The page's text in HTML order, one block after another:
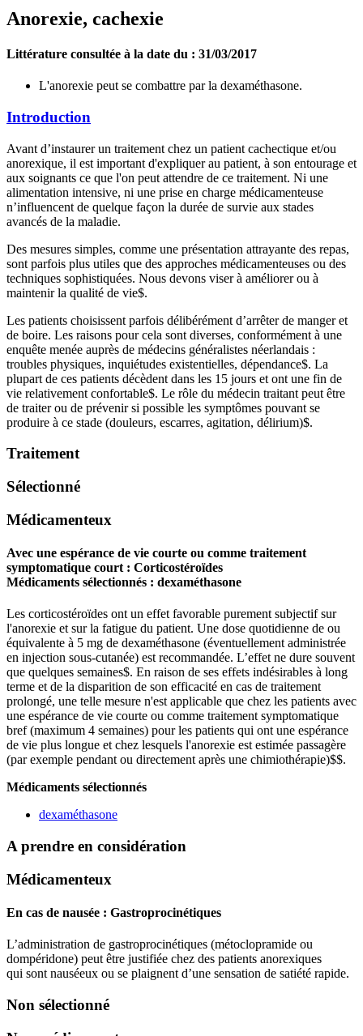
Anorexie, cachexie
Littérature consultée à la date du : 31/03/2017
L'anorexie peut se combattre par la dexaméthasone.
Introduction
Avant d’instaurer un traitement chez un patient cachectique et/ou
anorexique, il est important d'expliquer au patient, à son entourage et
aux soignants ce que l'on peut attendre de ce traitement. Ni une
alimentation intensive, ni une prise en charge médicamenteuse
n’influencent de quelque façon la durée de survie aux stades
avancés de la maladie.
Des mesures simples, comme une présentation attrayante des repas,
sont parfois plus utiles que des approches médicamenteuses ou des
techniques sophistiquées. Nous devons viser à améliorer ou à
maintenir la qualité de vie$​​​​​​​​​​​​​​​​​​.
Les patients choisissent parfois délibérément d’arrêter de manger et
de boire. Les raisons pour cela sont diverses, conformément à une
enquête menée auprès de médecins généralistes néerlandais :
troubles physiques, inquiétudes existentielles, dépendance$​​​​​. La
plupart de ces patients décèdent dans les 15 jours et ont une fin de
vie relativement confortable$​​​​​​. Le rôle du médecin traitant peut être
de traiter ou de prévenir si possible les symptômes pouvant se
produire à ce stade (douleurs, escarres, agitation, délirium)$​​​​​.
Traitement
Sélectionné
Médicamenteux
Avec une espérance de vie courte ou comme traitement
symptomatique court : Corticostéroïdes
Médicaments sélectionnés : dexaméthasone
Les corticostéroïdes ont un effet favorable purement subjectif sur
l'anorexie et sur la fatigue du patient. Une dose quotidienne de ou
équivalente à 5 mg de dexaméthasone (éventuellement administrée
en injection sous-cutanée) est recommandée. L’effet ne dure souvent
que quelques semaines$​​​​​​. En raison de ses effets indésirables à long
terme et de la disparition de son efficacité en cas de traitement
prolongé, une telle mesure n'est applicable que chez les patients avec
une espérance de vie courte ou comme traitement symptomatique
bref (maximum 4 semaines) pour les patients qui ont une espérance
de vie plus longue et chez lesquels l'anorexie est estimée passagère
(par exemple pendant ou directement après une chimiothérapie)$$.
Médicaments sélectionnés
dexaméthasone
A prendre en considération
Médicamenteux
En cas de nausée : Gastroprocinétiques
L’administration de gastroprocinétiques (métoclopramide ou
dompéridone) peut être justifiée chez des patients anorexiques
qui sont nauséeux ou se plaignent d’une sensation de satiété rapide.
Non sélectionné